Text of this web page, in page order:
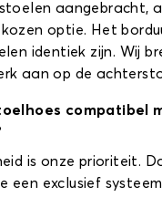
aangebracht,
optie. Het
identiek zijn. Wij
aan op de
compatibel
is onze prioriteit.
een exclusief